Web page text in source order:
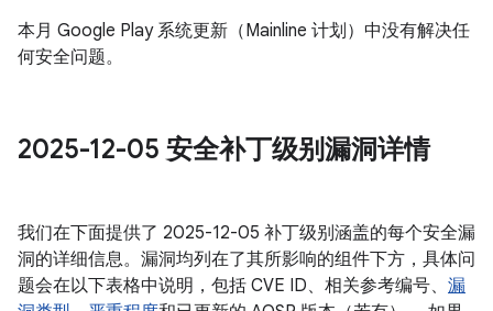
本月 Google Play 系统更新（Mainline 计划）中没有解决任
何安全问题。
2025-12-05 安全补丁级别漏洞详情
我们在下面提供了 2025-12-05 补丁级别涵盖的每个安全漏
洞的详细信息。漏洞均列在了其所影响的组件下方，具体问
题会在以下表格中说明，包括 CVE ID、相关参考编号、 漏